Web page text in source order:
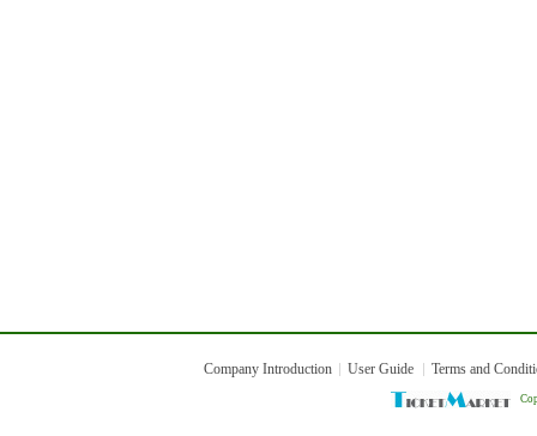
Company Introduction User Guide Terms and